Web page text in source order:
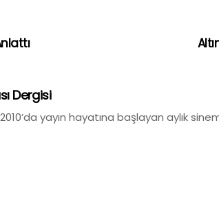
Dergisi
yayın hayatına başlayan aylık